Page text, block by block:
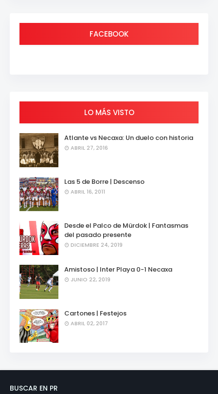
FACEBOOK
LO MÁS VISTO
Atlante vs Necaxa: Un duelo con historia
ABRIL 27, 2016
Las 5 de Borre | Descenso
ABRIL 16, 2011
Desde el Palco de Mürdok | Fantasmas
del pasado presente
DICIEMBRE 24, 2019
Amistoso | Inter Playa 0-1 Necaxa
JUNIO 22, 2019
Cartones | Festejos
ABRIL 02, 2017
BUSCAR EN PR